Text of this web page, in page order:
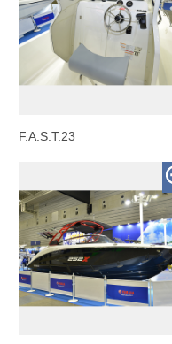
F.A.S.T.23